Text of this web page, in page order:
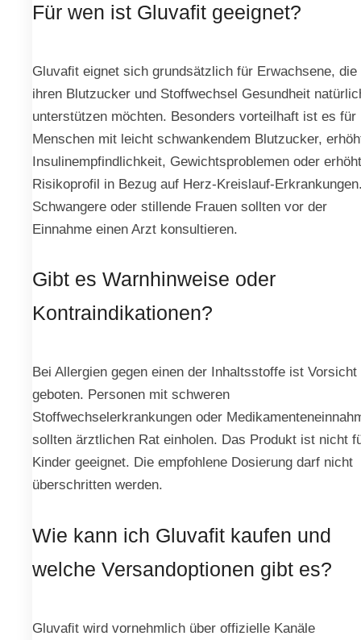
Für wen ist Gluvafit geeignet?
Gluvaﬁt eignet sich grundsätzlich für Erwachsene, die
ihren Blutzucker und Stoffwechsel Gesundheit
unterstützen möchten. Besonders vorteilhaft ist es für
Menschen mit leicht schwankendem Blutzucker,
Insulinempfindlichkeit, Gewichtsproblemen oder
Risikoprofil in Bezug auf Herz-Kreislauf-
Schwangere oder stillende Frauen sollten vor der
Einnahme einen Arzt konsultieren.
Gibt es Warnhinweise oder
Kontraindikationen?
Bei Allergien gegen einen der Inhaltsstoffe ist Vorsicht
geboten. Personen mit schweren
Stoffwechselerkrankungen oder
sollten ärztlichen Rat einholen. Das Produkt ist nicht
Kinder geeignet. Die empfohlene Dosierung darf nicht
überschritten werden.
Wie kann ich Gluvafit kaufen und
welche Versandoptionen gibt es?
Gluvaﬁt wird vornehmlich über offizielle Kanäle